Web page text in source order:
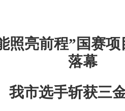
照亮前程”国赛
落幕
我市选手斩获三